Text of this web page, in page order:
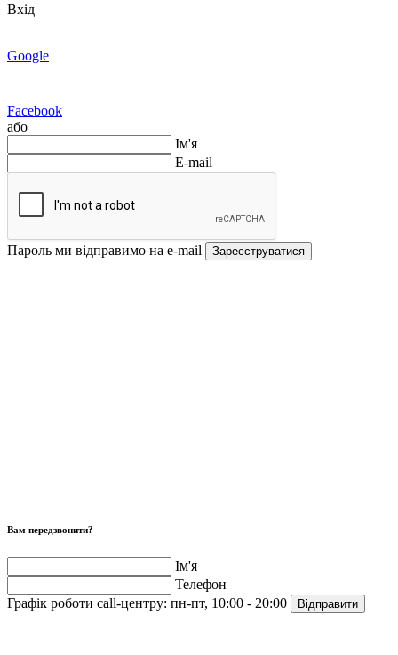
Вхід
Google
Facebook
або
Ім'я
E-mail
Пароль ми відправимо на e-mail Зареєструватися
Вам передзвонити?
Ім'я
Телефон
Графік роботи call-центру: пн-пт, 10:00 - 20:00 Відправити